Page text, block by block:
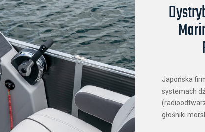
Japońska
systemach
głośniki